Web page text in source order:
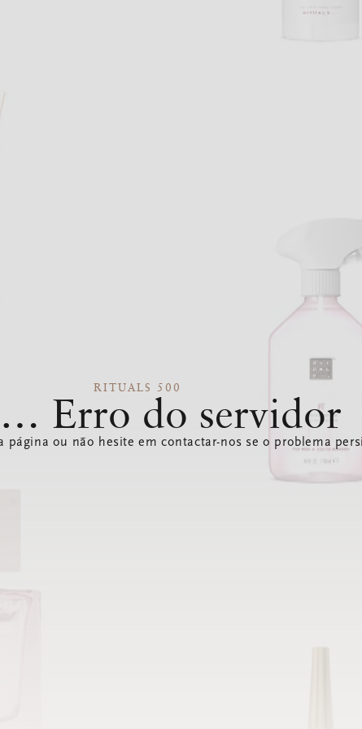
RITUALS 500
Erro do servidor
página ou não hesite em contactar-nos se o problema